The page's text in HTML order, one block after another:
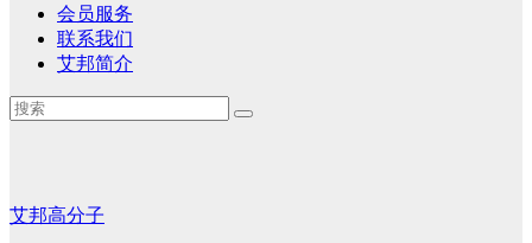
会员服务
联系我们
艾邦简介
艾邦高分子